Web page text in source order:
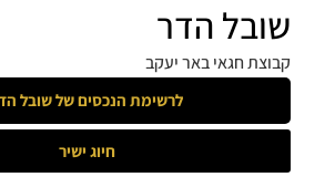
שובל הדר
קבוצת חגאי באר יעקב
לרשימת הנכסים שלשובל הדר
חיוג ישיר